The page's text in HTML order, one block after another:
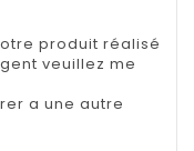
produit réalisé
veuillez me
a une autre